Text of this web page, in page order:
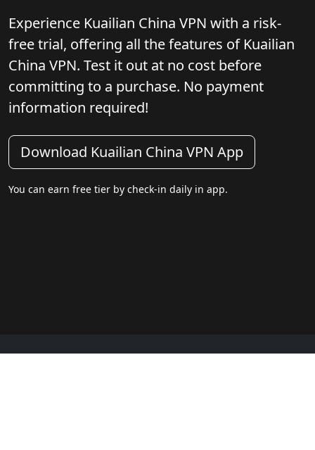
Experience Kuailian China VPN with a risk-
free trial, offering all the features of Kuailian
China VPN. Test it out at no cost before
committing to a purchase. No payment
information required!
Download Kuailian China VPN App
You can earn free tier by check-in daily in app.